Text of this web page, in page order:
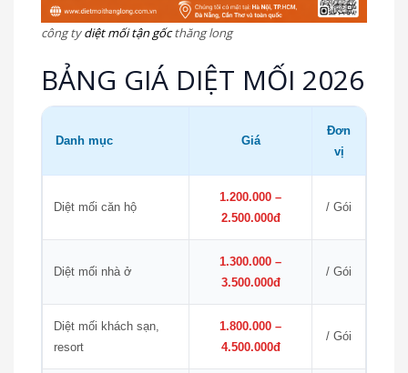
công tydiệt mối tận gốcthăng long
BẢNG GIÁ DIỆT MỐI 2026
Danh mục Giá
Đơn
vị
Diệt mối căn hộ
1.200.000 –
2.500.000đ
/ Gói
Diệt mối nhà ở
1.300.000 –
3.500.000đ
/ Gói
Diệt mối khách sạn,
resort
1.800.000 –
4.500.000đ
/ Gói